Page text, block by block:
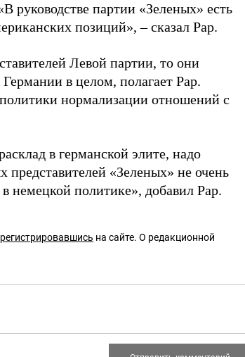
руководстве партии «Зеленых» есть
позиций», – сказал Рар.
Левой партии, то они
в целом, полагает Рар.
нормализации отношений с
в германской элите, надо
представителей «Зеленых» не очень
немецкой политике», добавил Рар.
на сайте. О редакционной